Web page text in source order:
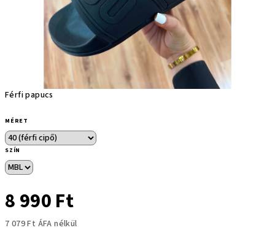
Férfi papucs
MÉRET
SZÍN
8 990 Ft
7 079 Ft ÁFA nélkül